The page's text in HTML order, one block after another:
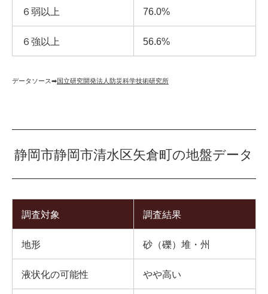
６弱以上 76.0%
６強以上 56.6%
データソース➡︎国立研究開発法人防災科学技術研究所
静岡市静岡市清水区矢倉町の地盤データ
調査対象 調査結果
地形 砂（礫）堆・州
液状化の可能性 やや高い